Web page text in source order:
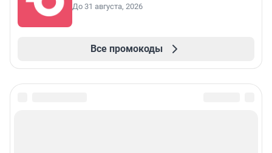
До 31 августа, 2026
Все промокоды